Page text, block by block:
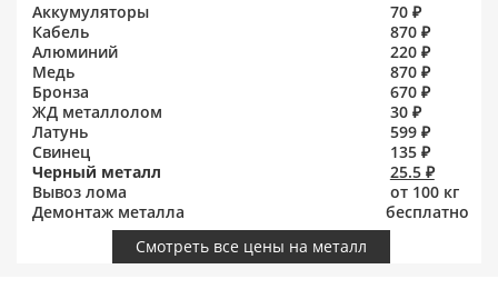
Аккумуляторы
70 ₽
Кабель
870 ₽
Алюминий
220 ₽
Медь
870 ₽
Бронза
670 ₽
ЖД металлолом
30 ₽
Латунь
599 ₽
Свинец
135 ₽
Черный металл
25.5 ₽
Вывоз лома
от 100 кг
Демонтаж металла
бесплатно
Смотреть все цены на металл